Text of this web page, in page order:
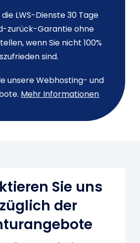
LWS-Dienste 30 Tage
zurück-Garantie ohne
wenn Sie nicht 100%
szufrieden sind.
unsere Webhosting- und
Mehr Informationen
en cours